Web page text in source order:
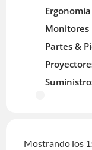
Ergonomía
Monitores
Partes &
Mostrando los